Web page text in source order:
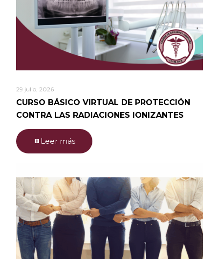
29 julio, 2026
CURSO BÁSICO VIRTUAL DE PROTECCIÓN
CONTRA LAS RADIACIONES IONIZANTES
Leer más